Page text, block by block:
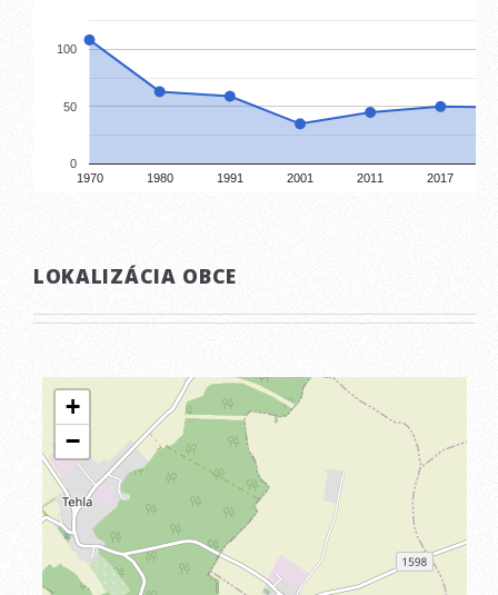
1970 1980 1991 2001 2011 2017
0
50
100
LOKALIZÁCIA OBCE